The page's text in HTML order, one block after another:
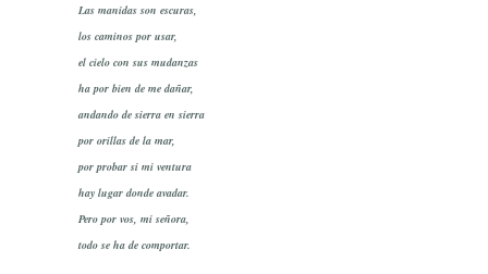
Las manidas son escuras,
los caminos por usar,
el cielo con sus mudanzas
ha por bien de me dañar,
andando de sierra en sierra
por orillas de la mar,
por probar si mi ventura
hay lugar donde avadar.
Pero por vos, mi señora,
todo se ha de comportar.